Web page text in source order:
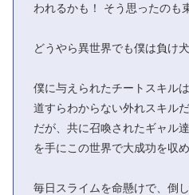
われるかも！ そう思ったのも
どうやら異世界でも僕は負け犬
僕に与えられたチートスキ
道すらわからない外れスキルだ
だが、共に召喚されたギャル
を手にこの世界で大成功を収め
毎日スライムを命懸けで、倒